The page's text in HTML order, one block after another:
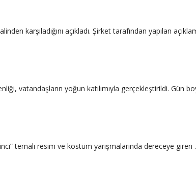
karşıladığını açıkladı. Şirket tarafından yapılan
vatandaşların yoğun katılımıyla gerçekleştirildi. Gün
temalı resim ve kostüm yarışmalarında dereceye giren